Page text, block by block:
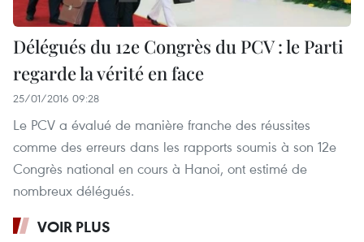
Délégués du 12e Congrès du PCV : le Parti
regarde la vérité en face
25/01/2016 09:28
Le PCV a évalué de manière franche des réussites
comme des erreurs dans les rapports soumis à son 12e
Congrès national en cours à Hanoi, ont estimé de
nombreux délégués.
VOIR PLUS